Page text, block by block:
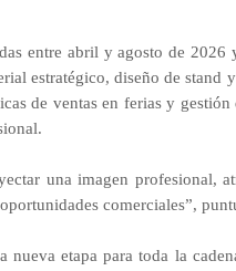
entre abril y agosto de 2026
estratégico, diseño de stand
de ventas en ferias y
una imagen profesional,
comerciales”,
etapa para toda la